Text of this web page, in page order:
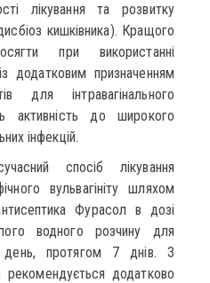
лікування та розвитку
кишківника). Кращого
при використанні
додатковим призначенням
для інтравагінального
активність до широкого
інфекцій.
спосіб лікування
вульвагініту шляхом
Фурасол в дозі
водного розчину для
протягом 7 днів. З
рекомендується додатково